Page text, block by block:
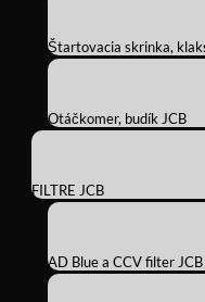
Štartovacia skrinka,
Otáčkomer, budík JCB
FILTRE JCB
AD Blue a CCV filter JCB